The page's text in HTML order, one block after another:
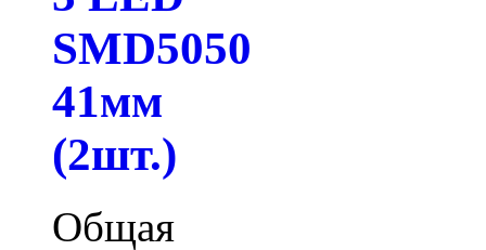
SMD5050
41мм
(2шт.)
Общая